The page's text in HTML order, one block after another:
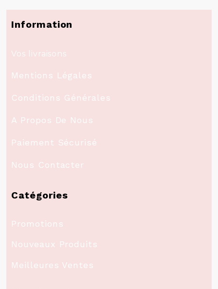
Information
Vos livraisons
Mentions Légales
Conditions Générales
A Propos De Nous
Paiement Sécurisé
Nous Contacter
Catégories
Promotions
Nouveaux Produits
Meilleures Ventes